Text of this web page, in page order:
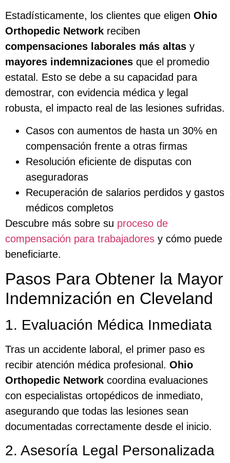
Estadísticamente, los clientes que eligen Ohio
Orthopedic Network reciben
compensaciones laborales más altas y
mayores indemnizaciones que el promedio
estatal. Esto se debe a su capacidad para
demostrar, con evidencia médica y legal
robusta, el impacto real de las lesiones sufridas.
Casos con aumentos de hasta un 30% en
compensación frente a otras firmas
Resolución eficiente de disputas con
aseguradoras
Recuperación de salarios perdidos y gastos
médicos completos
Descubre más sobre su proceso de
compensación para trabajadores y cómo puede
beneficiarte.
Pasos Para Obtener la Mayor
Indemnización en Cleveland
1. Evaluación Médica Inmediata
Tras un accidente laboral, el primer paso es
recibir atención médica profesional. Ohio
Orthopedic Network coordina evaluaciones
con especialistas ortopédicos de inmediato,
asegurando que todas las lesiones sean
documentadas correctamente desde el inicio.
2. Asesoría Legal Personalizada